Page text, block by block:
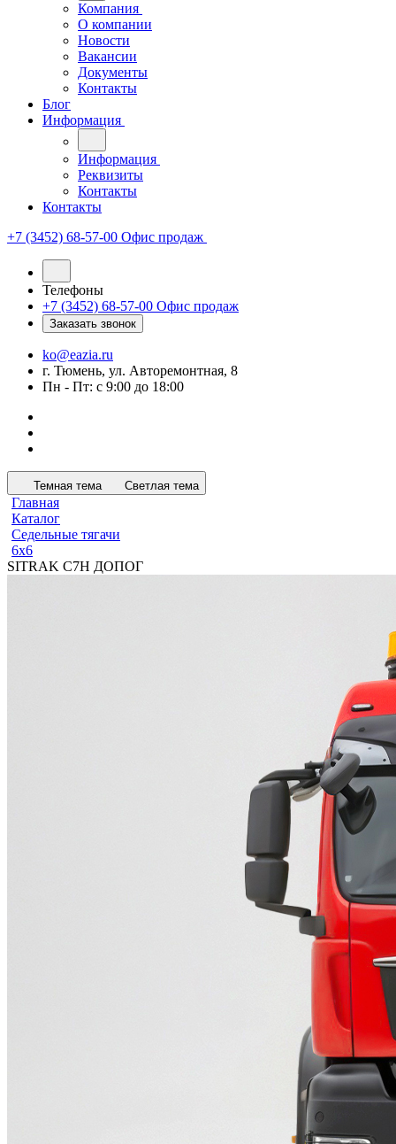
Компания
О компании
Новости
Вакансии
Документы
Контакты
Блог
Информация
Информация
Реквизиты
Контакты
Контакты
+7 (3452) 68-57-00 Офис продаж
Телефоны
+7 (3452) 68-57-00 Офис продаж
Заказать звонок
ko@eazia.ru
г. Тюмень, ул. Авторемонтная, 8
Пн - Пт: с 9:00 до 18:00
Темная тема Светлая тема
Главная
Каталог
Седельные тягачи
6x6
SITRAK C7H ДОПОГ